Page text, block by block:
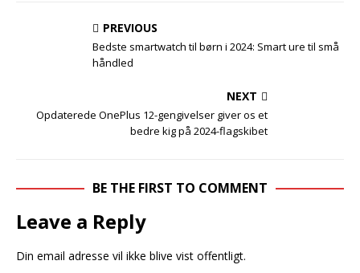
PREVIOUS
Bedste smartwatch til børn i 2024: Smart ure til små
håndled
NEXT
Opdaterede OnePlus 12-gengivelser giver os et
bedre kig på 2024-flagskibet
BE THE FIRST TO COMMENT
Leave a Reply
Din email adresse vil ikke blive vist offentligt.